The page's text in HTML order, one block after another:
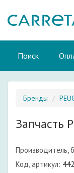
Поиск
Бренды
Запчасть
Производитель,
Код, артикул: